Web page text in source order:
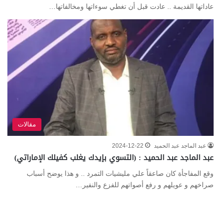
عاداتها القديمة .. عادت قبل أن تغطي سوءاتها ومخالفاتها…
مقالات
عبد الماجد عبد الحميد 2024-12-22
عبد الماجد عبد الحميد : (التسوي بإيدك يغلب كفيلك الإماراتي)
وقع المفاجأة كان صاعقاً علي مليشيات التمرد .. و هذا يوضح أسباب
صراخهم و عويلهم و رفع أصواتهم للفزع والنفير…